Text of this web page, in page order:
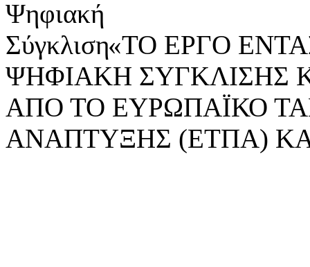
«ΤΟ ΕΡΓΟ
ΨΗΦΙΑΚΗ ΣΥΓΚΛΙΣΗΣ
ΑΠΟ ΤΟ ΕΥΡΩΠΑΪΚΟ
ΑΝΑΠΤΥΞΗΣ (ΕΤΠΑ)